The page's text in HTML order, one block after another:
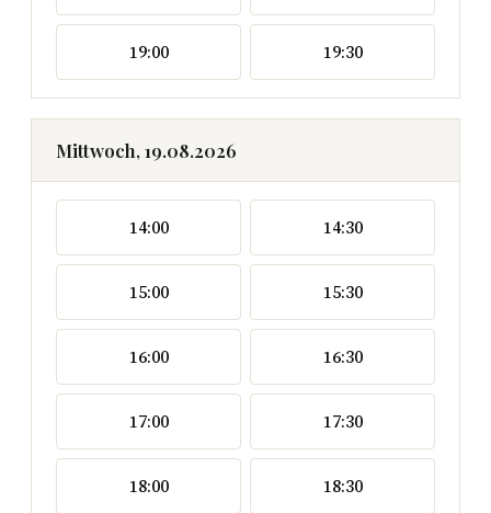
19:00 19:30
Mittwoch, 19.08.2026
14:00 14:30
15:00 15:30
16:00 16:30
17:00 17:30
18:00 18:30